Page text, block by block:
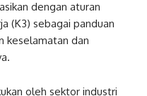
dengan aturan
(K3) sebagai panduan
keselamatan dan
oleh sektor industri